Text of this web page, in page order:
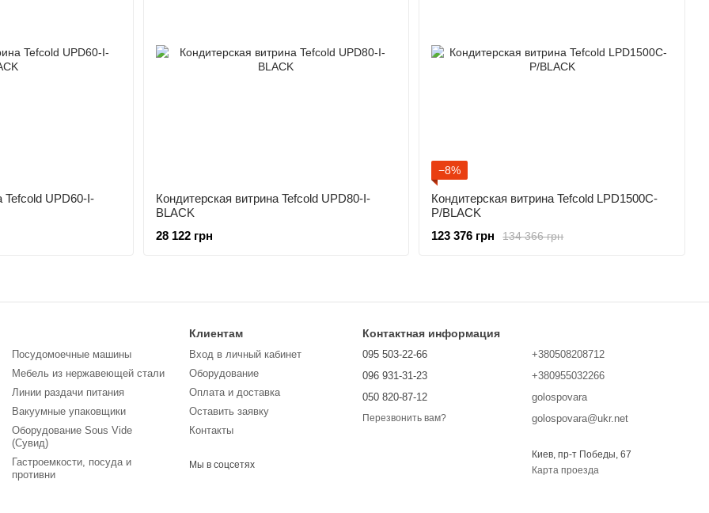
Tefcold UPD60-I-
Кондитерская витрина Tefcold UPD80-I-
BLACK
28 122 грн
−8%
Кондитерская витрина Tefcold LPD1500C-
P/BLACK
134 366 грн
123 376 грн
Посудомоечные машины
Мебель из нержавеющей стали
Линии раздачи питания
Вакуумные упаковщики
Оборудование Sous Vide
(Сувид)
Гастроемкости, посуда и
противни
Клиентам
Вход в личный кабинет
Оборудование
Оплата и доставка
Оставить заявку
Контакты
Мы в соцсетях
Контактная информация
095 503-22-66
096 931-31-23
050 820-87-12
Перезвонить вам?
+380508208712
+380955032266
golospovara
golospovara@ukr.net
Киев, пр-т Победы, 67
Карта проезда